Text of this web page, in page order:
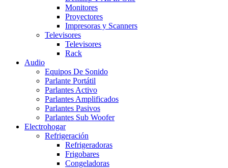
Monitores
Proyectores
Impresoras y Scanners
Televisores
Televisores
Rack
Audio
Equipos De Sonido
Parlante Portátil
Parlantes Activo
Parlantes Amplificados
Parlantes Pasivos
Parlantes Sub Woofer
Electrohogar
Refrigeración
Refrigeradoras
Frigobares
Congeladoras